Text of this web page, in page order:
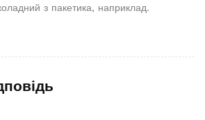
з пакетика, наприклад.